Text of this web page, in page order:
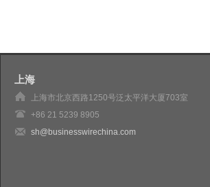
上海
上海市北京西路1250号泛太平洋大厦703室
+86 21 5239 8905
sh@businesswirechina.com